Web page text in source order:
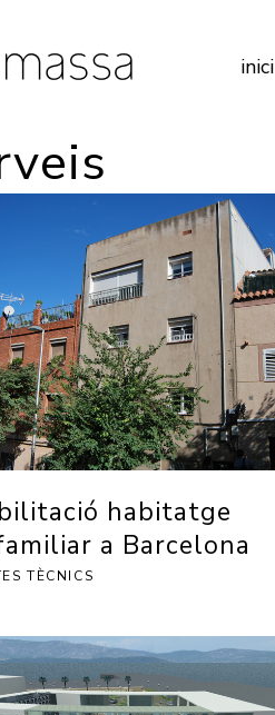
inici
habitatge
a Barcelona
TÈCNICS